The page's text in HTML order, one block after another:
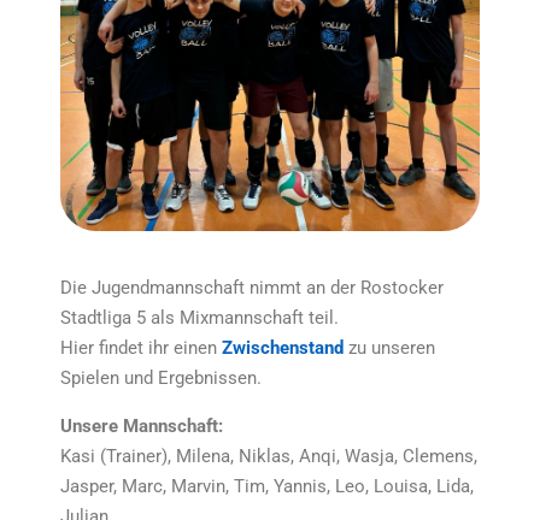
Die Jugendmannschaft nimmt an der Rostocker
Stadtliga 5 als Mixmannschaft teil.
Hier findet ihr einen Zwischenstand zu unseren
Spielen und Ergebnissen.
Unsere Mannschaft:
Kasi (Trainer), Milena, Niklas, Anqi, Wasja, Clemens,
Jasper, Marc, Marvin, Tim, Yannis, Leo, Louisa, Lida,